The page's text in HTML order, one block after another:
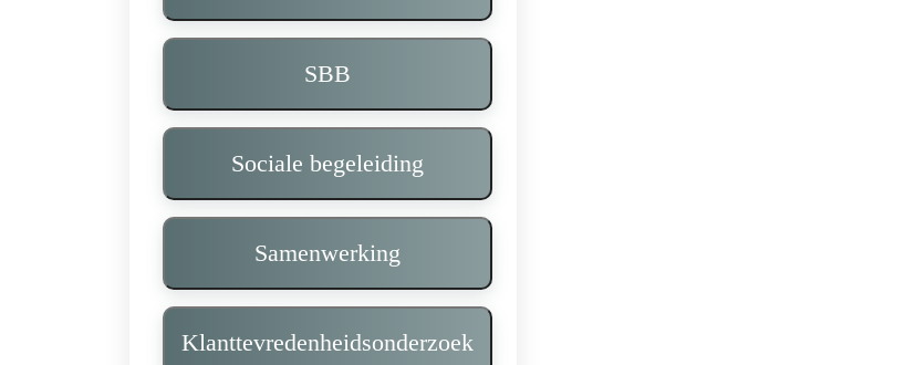
SBB
Sociale begeleiding
Samenwerking
Klanttevredenheidsonderzoek